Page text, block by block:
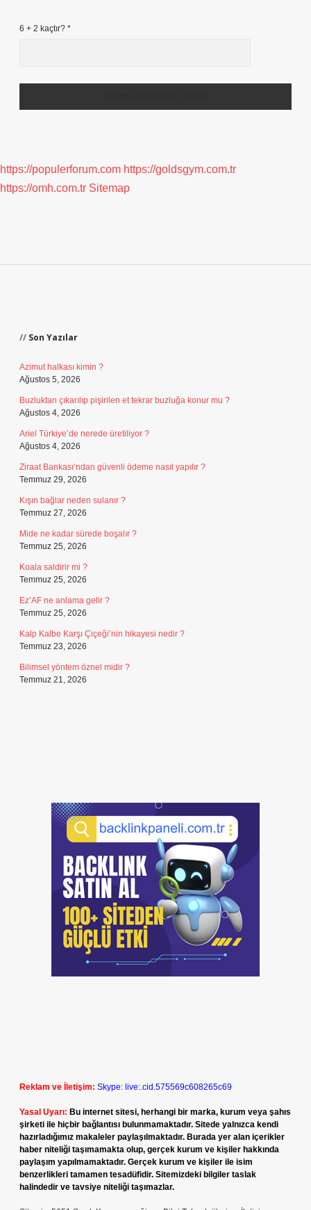
6 + 2 kaçtır? *
https://populerforum.com https://goldsgym.com.tr
https://omh.com.tr Sitemap
Son Yazılar
Azimut halkası kimin ?
Ağustos 5, 2026
Buzluktan çıkarılıp pişirilen et tekrar buzluğa konur mu ?
Ağustos 4, 2026
Ariel Türkiye’de nerede üretiliyor ?
Ağustos 4, 2026
Ziraat Bankası’ndan güvenli ödeme nasıl yapılır ?
Temmuz 29, 2026
Kışın bağlar neden sulanır ?
Temmuz 27, 2026
Mide ne kadar sürede boşalır ?
Temmuz 25, 2026
Koala saldirir mi ?
Temmuz 25, 2026
Ez’AF ne anlama gelir ?
Temmuz 25, 2026
Kalp Kalbe Karşı Çiçeği’nin hikayesi nedir ?
Temmuz 23, 2026
Bilimsel yöntem öznel midir ?
Temmuz 21, 2026
Reklam ve İletişim: Skype: live:.cid.575569c608265c69
Yasal Uyarı: Bu internet sitesi, herhangi bir marka, kurum veya şahıs
şirketi ile hiçbir bağlantısı bulunmamaktadır. Sitede yalnızca kendi
hazırladığımız makaleler paylaşılmaktadır. Burada yer alan içerikler
haber niteliği taşımamakta olup, gerçek kurum ve kişiler hakkında
paylaşım yapılmamaktadır. Gerçek kurum ve kişiler ile isim
benzerlikleri tamamen tesadüfidir. Sitemizdeki bilgiler taslak
halindedir ve tavsiye niteliği taşımazlar.